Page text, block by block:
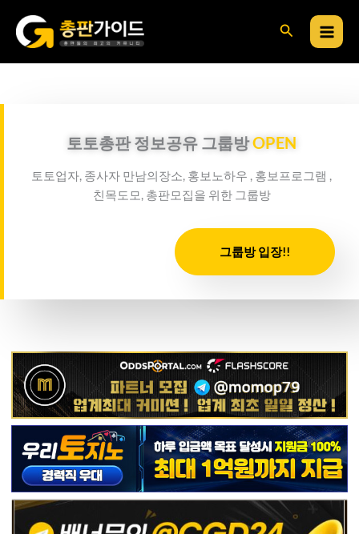
너
검
토토총판 정보공유 그룹방OPEN
토토업자, 종사자 만남의장소, 홍보노하우 , 홍보프로그램 ,
친목도모, 총판모집을 위한 그룹방
그룹방 입장!!